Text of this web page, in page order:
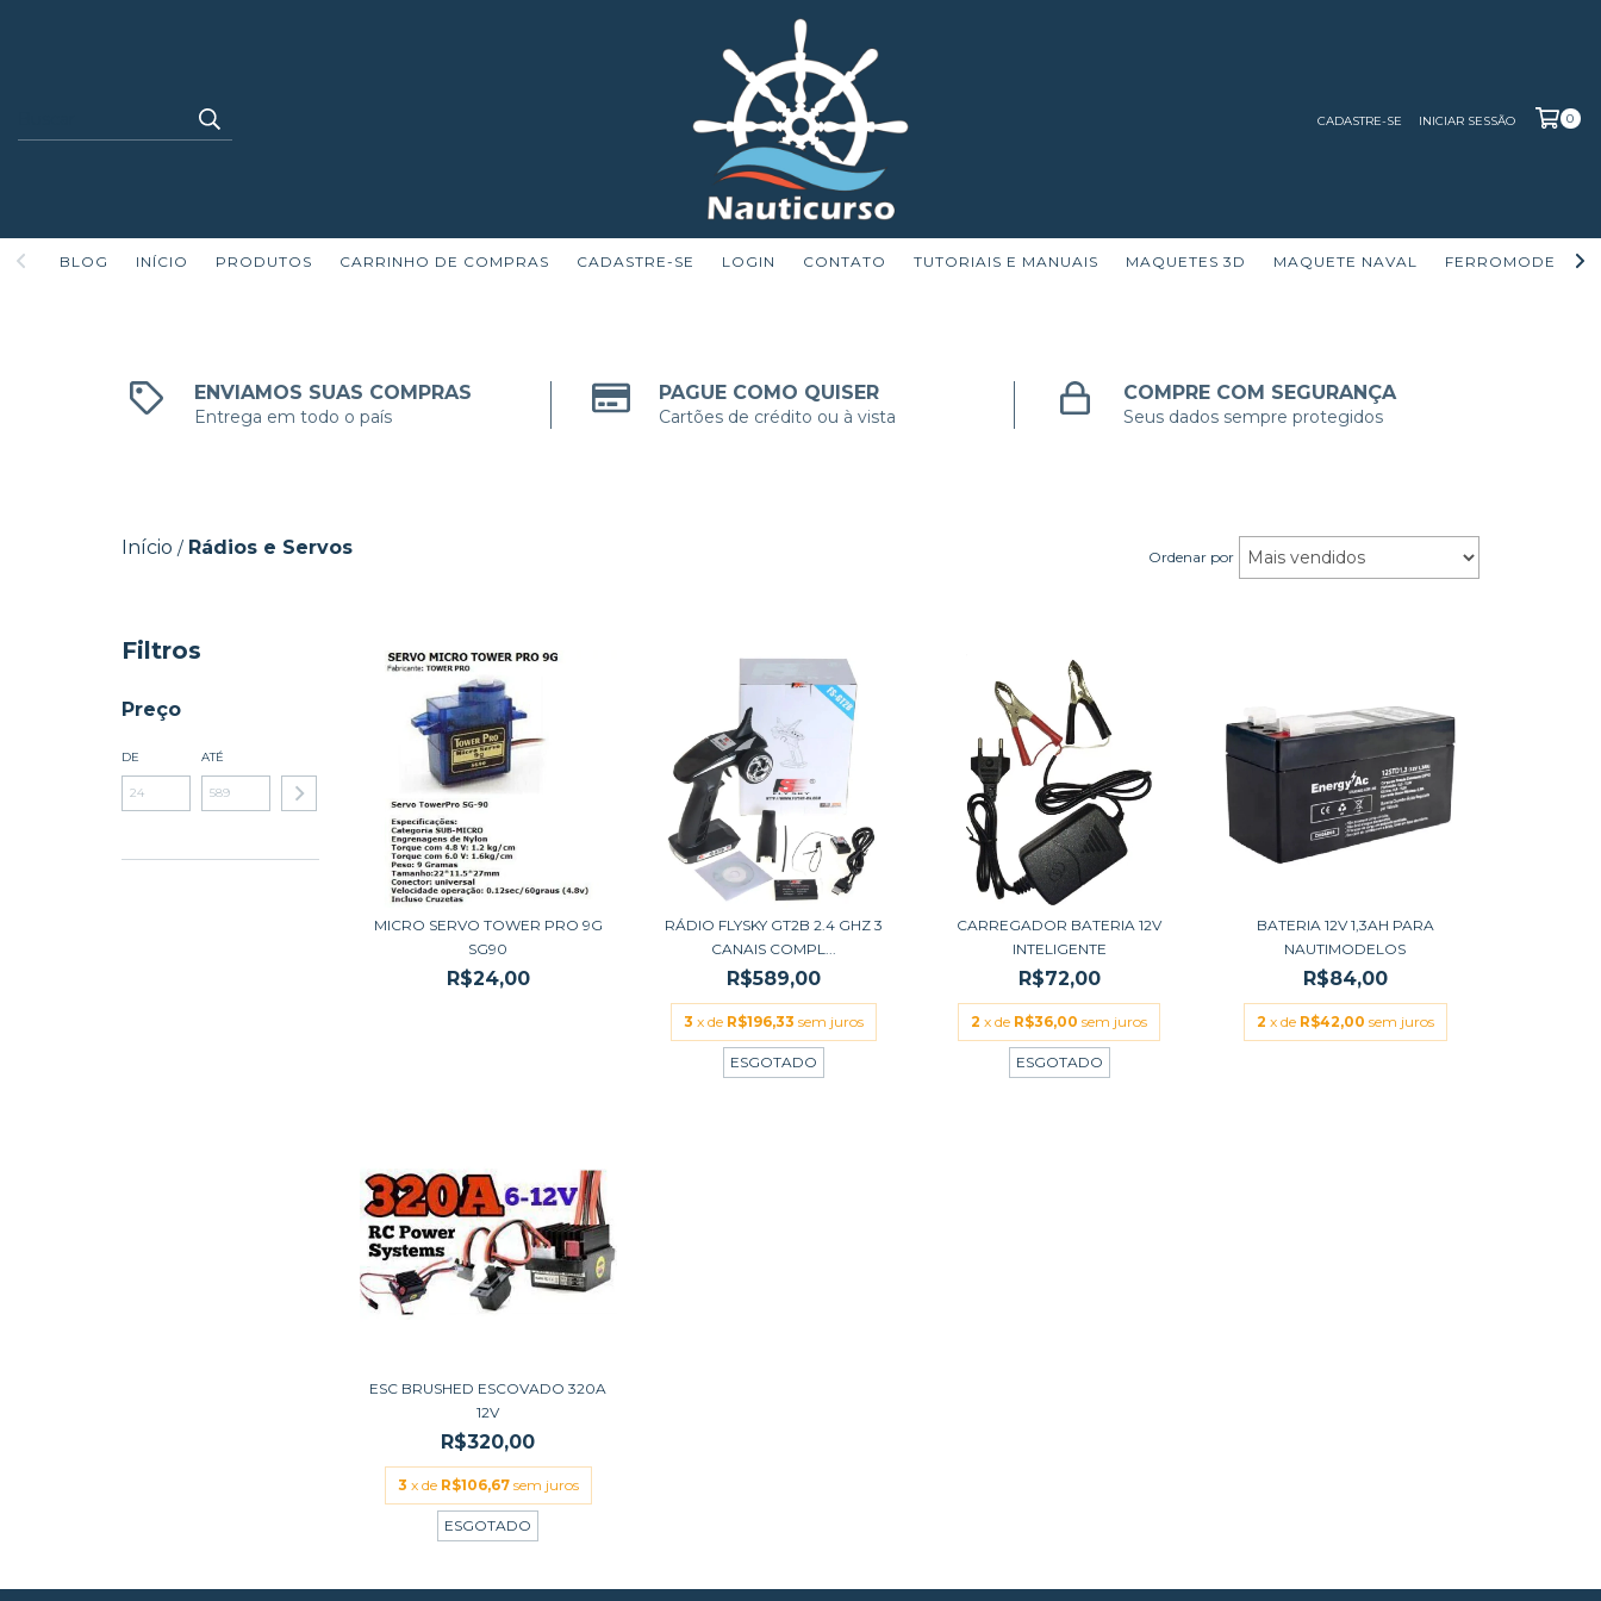
CADASTRE-SE INICIAR SESSÃO 0
BLOG INÍCIO PRODUTOS CARRINHO DE COMPRAS CADASTRE-SE LOGIN CONTATO TUTORIAIS E MANUAIS MAQUETES 3D MAQUETE NAVAL
ENVIAMOS SUAS COMPRAS
Entrega em todo o país
PAGUE COMO QUISER
Cartões de crédito ou à vista
COMPRE COM SEGURANÇA
Seus dados sempre protegidos
Início / Rádios e Servos Ordenar por
Filtros
Preço
DE ATÉ
MICRO SERVO TOWER PRO 9G
SG90
R$24,00
RÁDIO FLYSKY GT2B 2.4 GHZ 3
CANAIS COMPL...
R$589,00
3 x de R$196,33 sem juros
ESGOTADO
CARREGADOR BATERIA 12V
INTELIGENTE
R$72,00
2 x de R$36,00 sem juros
ESGOTADO
BATERIA 12V 1,3AH PARA
NAUTIMODELOS
R$84,00
2 x de R$42,00 sem juros
ESC BRUSHED ESCOVADO 320A
12V
R$320,00
3 x de R$106,67 sem juros
ESGOTADO